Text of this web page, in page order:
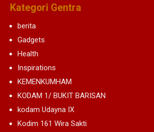
Kategori Gentra
berita
Gadgets
Health
Inspirations
KEMENKUMHAM
KODAM 1/ BUKIT BARISAN
kodam Udayna IX
Kodim 161 Wira Sakti